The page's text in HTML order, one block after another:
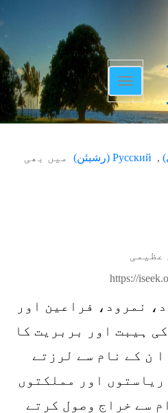
Toggle
navigation
)
Русский
(رشیئن)
میں بھی
عظیمی
https://
نمرود، فراعین اور
ہیبت اور بربریت کا
ن کے نام سے لرزتے
اور مملکتوں
سے خراج وصول کرتے